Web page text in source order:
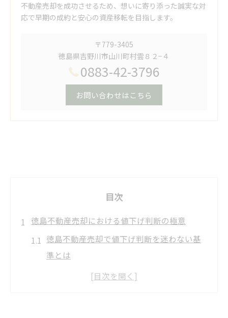
不動産売却を成功させるため、想いに寄り添った誠実な対
応で早期の成約と安心の資産移転を目指します。
〒779-3405
徳島県吉野川市山川町村雲８２−４
0883-42-3796
お問い合わせはこちら
目次
徳島不動産売却における値下げ判断の極意
徳島不動産売却で値下げ判断を迷わない基
準とは
売却相場を知って徳島不動産の適正価格を